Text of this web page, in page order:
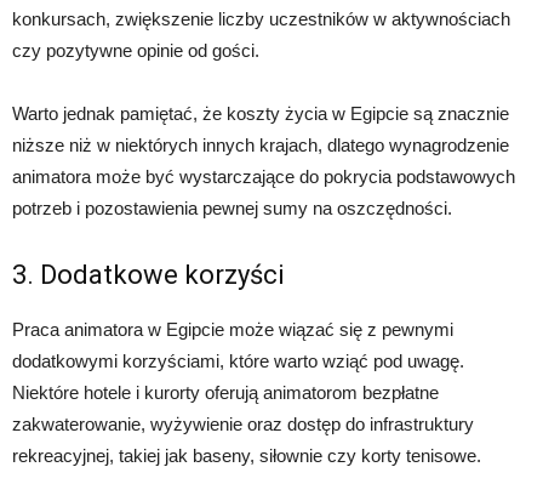
konkursach, zwiększenie liczby uczestników w aktywnościach
czy pozytywne opinie od gości.
Warto jednak pamiętać, że koszty życia w Egipcie są znacznie
niższe niż w niektórych innych krajach, dlatego wynagrodzenie
animatora może być wystarczające do pokrycia podstawowych
potrzeb i pozostawienia pewnej sumy na oszczędności.
3. Dodatkowe korzyści
Praca animatora w Egipcie może wiązać się z pewnymi
dodatkowymi korzyściami, które warto wziąć pod uwagę.
Niektóre hotele i kurorty oferują animatorom bezpłatne
zakwaterowanie, wyżywienie oraz dostęp do infrastruktury
rekreacyjnej, takiej jak baseny, siłownie czy korty tenisowe.